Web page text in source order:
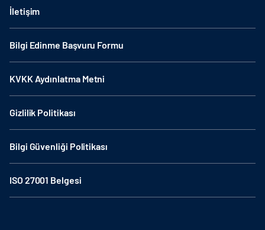
İletişim
Bilgi Edinme Başvuru Formu
KVKK Aydınlatma Metni
Gizlilik Politikası
Bilgi Güvenliği Politikası
ISO 27001 Belgesi